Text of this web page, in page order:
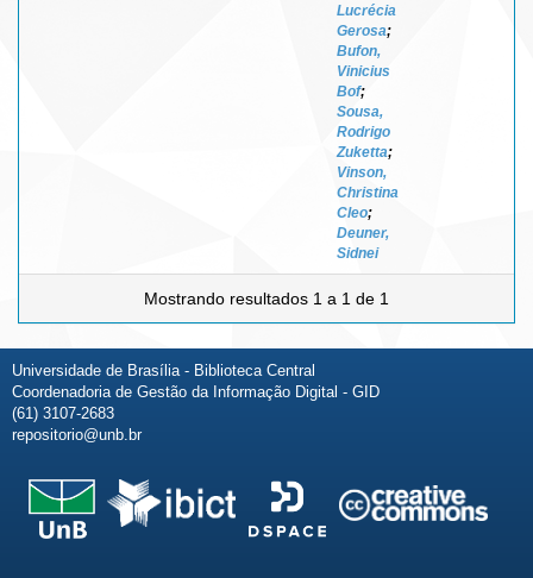
Lucrécia
Gerosa;
Bufon,
Vinicius
Bof;
Sousa,
Rodrigo
Zuketta;
Vinson,
Christina
Cleo;
Deuner,
Sidnei
Mostrando resultados 1 a 1 de 1
Universidade de Brasília - Biblioteca Central
Coordenadoria de Gestão da Informação Digital - GID
(61) 3107-2683
repositorio@unb.br